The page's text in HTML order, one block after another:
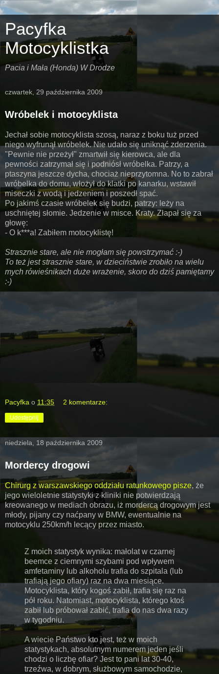
Pacyfka
Motocyklistka
Pacia i Mała (Honda) W Drodze
czwartek, 29 października 2009
Wróbelek i motocyklista
Jechał sobie motocyklista szosą, naraz z boku tuż przed
niego wyfrunął wróbelek. Nie udało się uniknąć zderzenia.
"Pewnie nie przeżył" zmartwił się kierowca, ale dla
pewności zatrzymał się i podniósł wróbelka. Patrzy, a
ptaszyna jeszcze dycha, chociaż nieprzytomna. No to zabrał
wróbelka do domu, włożył do klatki po kanarku, wstawił
miseczki z wodą i jedzeniem i poszedł spać.
Po jakimś czasie wróbelek się budzi, patrzy: leży na
uschniętej słomie. Jedzenie w misce. Kraty. Złapał się za
głowę:
- O k***a! Zabiłem motocyklistę!
Strasznie stare, ale nie mogłam się powstrzymać :-)
To też jest strasznie stare, w dzieciństwie zrobiło na wielu
mych rówieśnikach duże wrażenie, skoro do dziś pamiętamy
:-)
Pacyfka o 11:35 2 komentarze:
Udostępnij
niedziela, 18 października 2009
Mordercy drogowi
Chirurg z warszawskiego oddziału ratunkowego pisze, że
jego wieloletnie statystyki z kliniki nie potwierdzają
kreowanego w mediach obrazu, iż mordercą drogowym jest
młody, pijany czy naćpany w BMW, ewentualnie na
motocyklu 250km/h lecący przez miasto.
Z moich statystyk wynika: małolat w czarnej
beemce z ciemnymi szybami pod wpływem
amfetaminy lub alkoholu trafia do szpitala (lub
trafiają jego ofiary) raz na dwa miesiące.
Motocyklista, który kogoś zabił, trafia się raz na
pół roku. Natomiast, motocyklista, którego ktoś
zabił lub próbował zabić, trafia do nas dwa razy
w tygodniu.
A wiecie Państwo kto jest, też w moich
statystykach, absolutnym numerem jeden jeśli
chodzi o liczbę ofiar? Jest to pani lat 30-40,
trzeźwa, w dobrym, służbowym samochodzie,